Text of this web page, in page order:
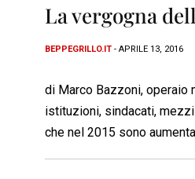
La vergogna
BEPPEGRILLO.IT - APRILE 13, 2016
di Marco Bazzoni, operaio
istituzioni, sindacati,
che nel 2015 sono